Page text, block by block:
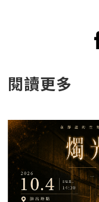
閱讀更多